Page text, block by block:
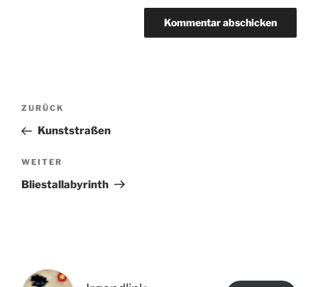
Beitragsnavigation
Vorheriger
Beitrag
ZURÜCK
Kunststraßen
Nächster
Beitrag
WEITER
Bliestallabyrinth